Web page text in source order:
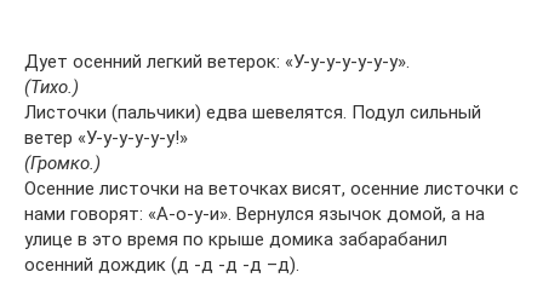
Дует осенний легкий ветерок: «У-у-у-у-у-у-у».
(Тихо.)
Листочки (пальчики) едва шевелятся. Подул сильный
ветер «У-у-у-у-у-у!»
(Громко.)
Осенние листочки на веточках висят, осенние листочки с
нами говорят: «А-о-у-и». Вернулся язычок домой, а на
улице в это время по крыше домика забарабанил
осенний дождик (д -д -д -д –д).